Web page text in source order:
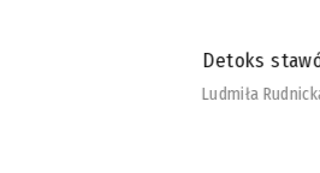
Detoks
Ludmiła